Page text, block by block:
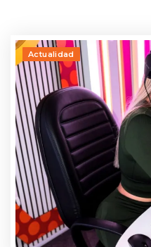
Actualidad